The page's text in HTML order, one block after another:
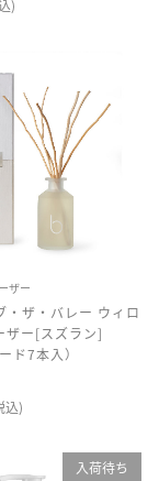
)
ザー
・ザ・バレー ウィロ
ザー[スズラン]
ド7本入）
込)
入荷待ち